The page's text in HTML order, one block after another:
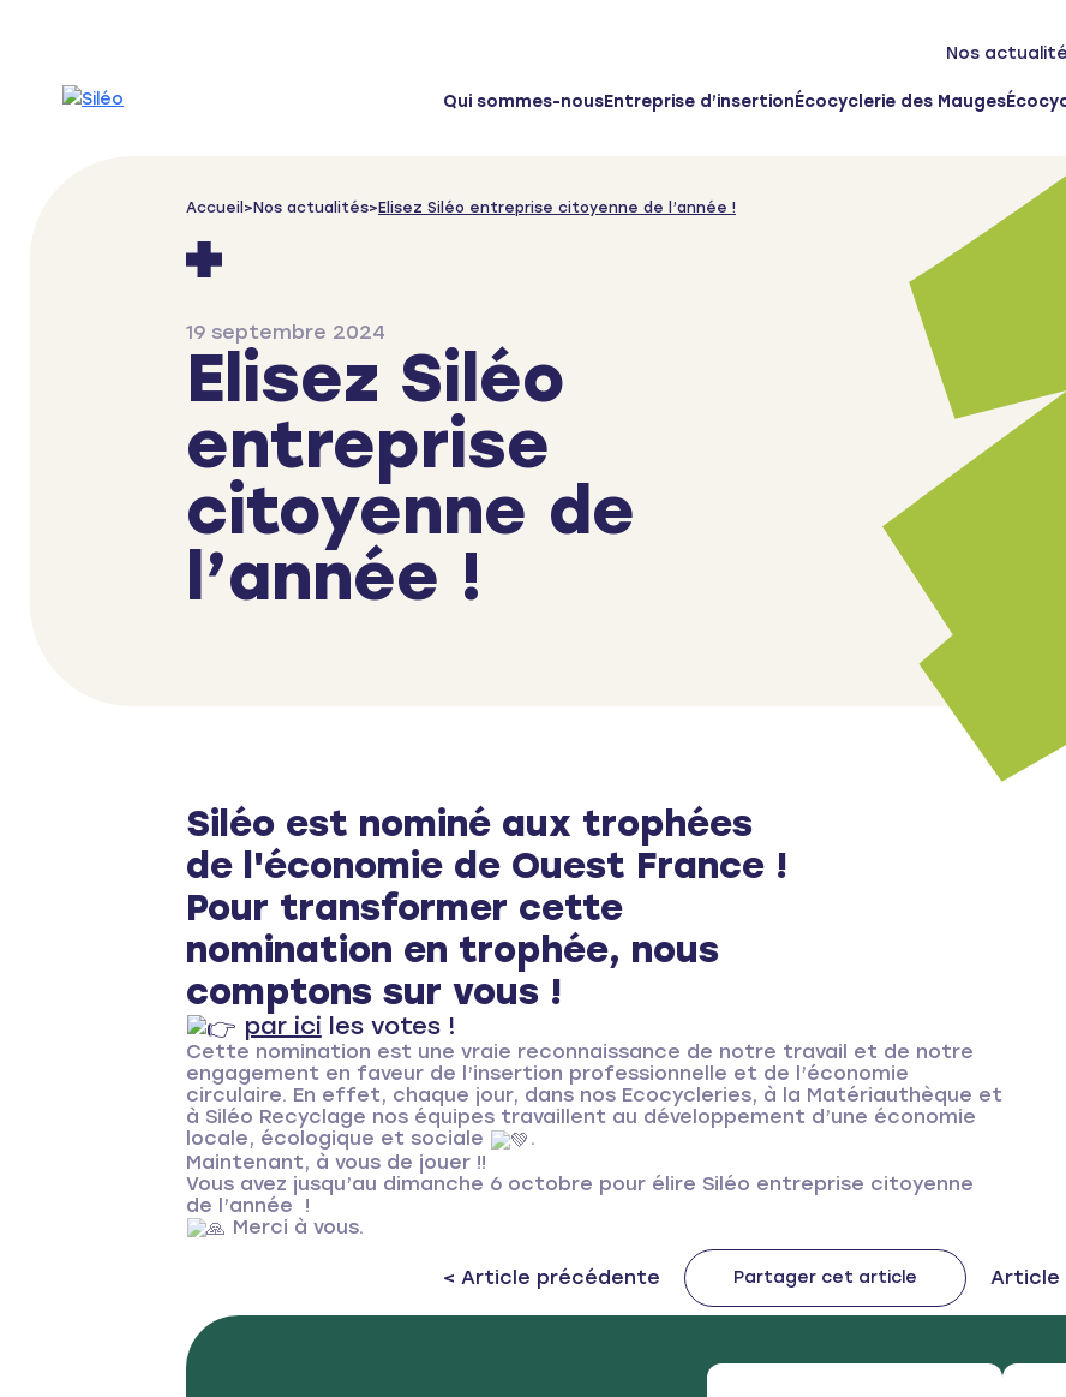
Qui sommes-nousEntreprise d’insertionÉcocyclerie des Mauges
Nos
Accueil > Nos actualités> Elisez Siléo entreprise citoyenne de l’année !
19 septembre 2024
Elisez Siléo
entreprise
citoyenne de
l’année !
Siléo est nominé aux trophées
de l'économie de Ouest France !
Pour transformer cette
nomination en trophée, nous
comptons sur vous !
par ici les votes !
Cette nomination est une vraie reconnaissance de notre travail et de notre
engagement en faveur de l’insertion professionnelle et de l’économie
circulaire. En effet, chaque jour, dans nos Ecocycleries, à la Matériauthèque et
à Siléo Recyclage nos équipes travaillent au développement d’une économie
locale, écologique et sociale
.
Maintenant, à vous de jouer !!
Vous avez jusqu’au dimanche 6 octobre pour élire Siléo entreprise citoyenne
de l’année !
Merci à vous.
Previous post:
< Article précédente Partager cet article Next
Article